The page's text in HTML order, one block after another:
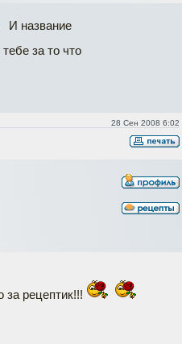
И название
за то что
28 Сен 2008 6:02
за рецептик!!!